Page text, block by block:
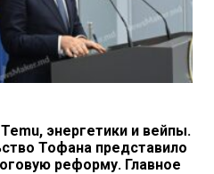
энергетики и вейпы.
Тофана представило
реформу. Главное